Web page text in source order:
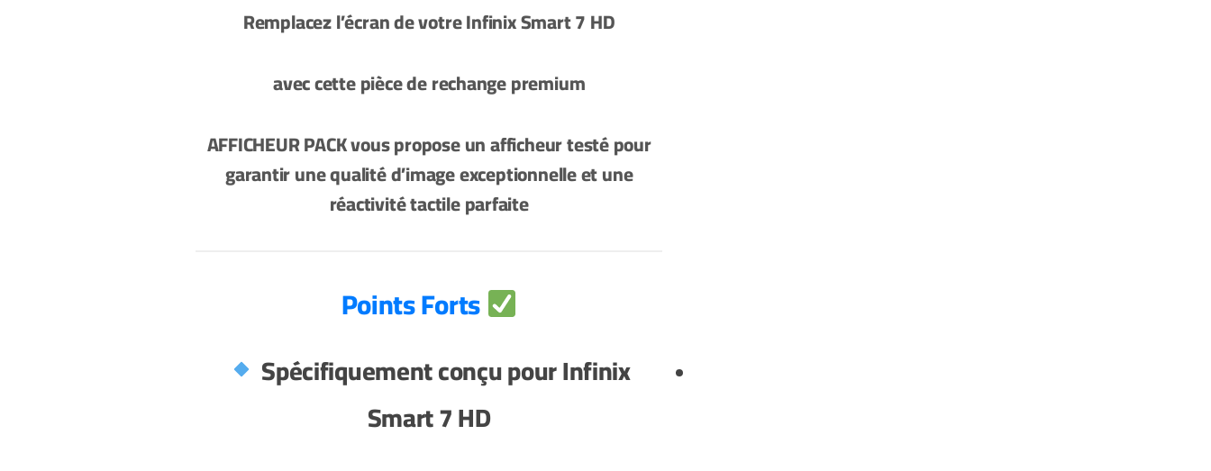
Remplacez l’écran de votreInfinixSmart 7 HD
avec cette pièce de rechange premium
AFFICHEUR PACK vous propose un afficheur testé pour
garantir une qualité d’image exceptionnelle et une
réactivité tactile parfaite
Points Forts
Spécifiquement conçu pourInfinix
Smart 7 HD